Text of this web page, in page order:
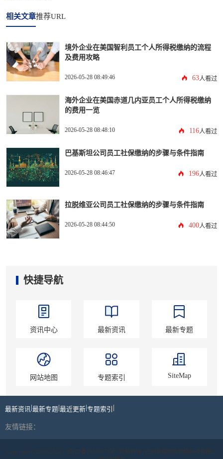
相关文章推荐URL
境外企业在美国智利员工个人所得税缴纳的流程
及费用攻略
2026-05-28 08:49:46 63人看过
海外企业在美国赤道几内亚员工个人所得税缴纳
的费用一览
2026-05-28 08:48:10 116人看过
巴基斯坦公司员工社保缴纳的步骤与条件指南
2026-05-28 08:46:47 196人看过
拉脱维亚公司员工社保缴纳的步骤与条件指南
2026-05-28 08:44:50 400人看过
快捷导航
资讯中心 最新资讯 最新专题
网站地图 专题索引 SiteMap
最新资讯 |最新专题|最近更新|专题索引 |
友情链接：